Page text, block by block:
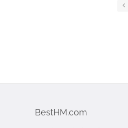
BestHM.com